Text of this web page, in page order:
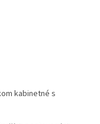
kabinetné s